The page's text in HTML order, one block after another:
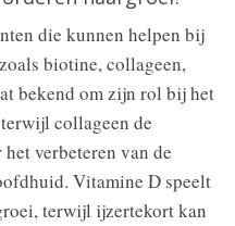
die kunnen helpen bij
biotine, collageen,
bekend om zijn rol bij het
collageen de
verbeteren van de
Vitamine D speelt
terwijl ijzertekort kan